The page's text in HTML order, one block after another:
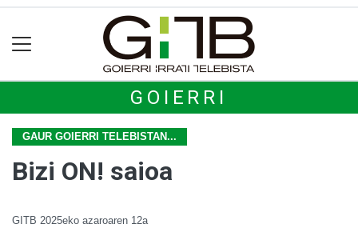
GOIERRI
GAUR GOIERRI TELEBISTAN...
Bizi ON! saioa
GITB 2025eko azaroaren 12a